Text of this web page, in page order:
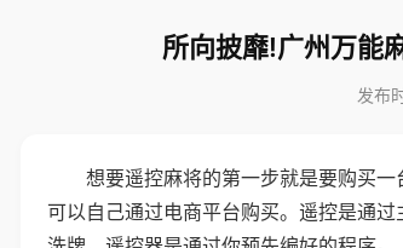
所向披靡!广州万能
发布
想要遥控麻将的第一步就是要购买
可以自己通过电商平台购买。遥控是通